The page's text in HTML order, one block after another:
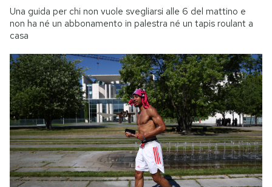
Una guida per chi non vuole svegliarsi alle 6 del mattino e
non ha né un abbonamento in palestra né un tapis roulant a
casa